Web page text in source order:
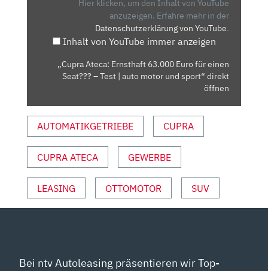
SEAT???
MOTOR
UND
SPORT“
VON
ANZEIGEN
Hier klicken, um den Inhalt von YouTube
anzuzeigen. Erfahre mehr in der
Datenschutzerklärung von YouTube.
Inhalt von YouTube immer anzeigen
„Cupra Ateca: Ernsthaft 63.000 Euro für einen
Seat??? – Test | auto motor und sport“ direkt
öffnen
AUTOMATIKGETRIEBE CUPRA
CUPRA ATECA GEWERBE
LEASING OTTOMOTOR SUV
Bei ntv Autoleasing präsentieren wir Top-